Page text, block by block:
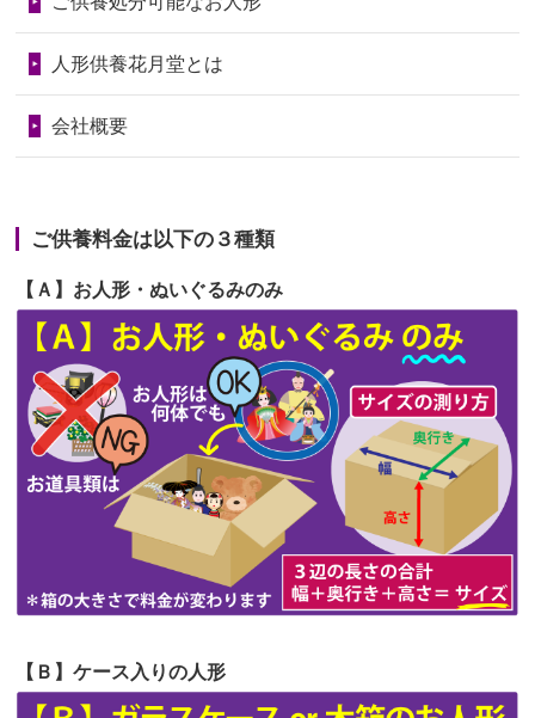
天...
2026/06/24今は亡き両親が孫（私の子供）の初節
句に贈って...
が伸びた時...
2026/06/22
娘の初めてのひな祭りにあわせて、娘
の祖父母か...
2026/06/20
雛人形をお道具も含め一式で引き取っ
てくださる...
第68回人形供養祭令和6年3月22日(金)
第65回人形供養祭令和5年11月09日(木)
第64回人形供養祭令和5年9月21日(木)
第63回人形供養祭 令和5年8月1日(火)
第62回人形供養祭令和5年6月21日(水)
第61回人形供養祭 令和5年5月19日(金)
第60回人形供養祭令和5年3月28日(火)
第59回人形供養祭 令和5年2月10日(金)
第58回人形供養祭令和5年12月21日(水)
第56回人形供養祭 令和4年10月19日(水)
人形供養花月堂とは
会社概要
ご供養料金は以下の３種類
【Ａ】お人形・ぬいぐるみのみ
【Ｂ】ケース入りの人形